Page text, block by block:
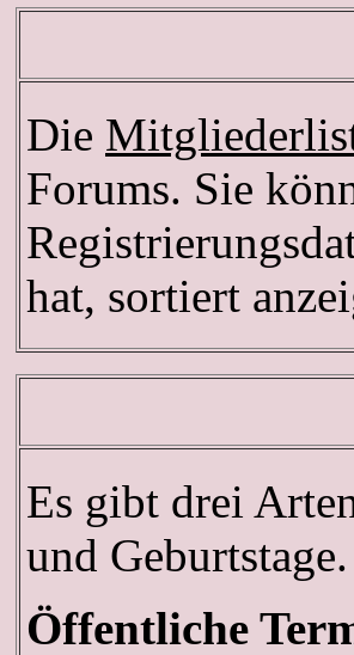
Die
Forums. Sie
hat, sortiert
Es gibt drei
und Geburtstage.
Öffentliche